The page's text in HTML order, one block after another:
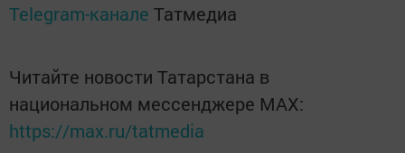
Telegram-канале Татмедиа
Читайте новости Татарстана в
национальном мессенджере MАХ:
https://max.ru/tatmedia